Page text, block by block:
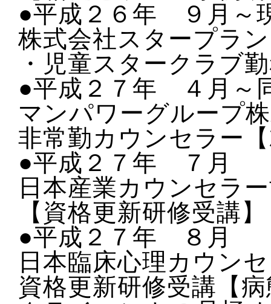
●平成２６年 ９月～
株式会社スタープラ
・児童スタークラブ
●平成２７年 ４月～
マンパワーグループ
非常勤カウンセラー
●平成２７年 ７月
日本産業カウンセラ
【資格更新研修受講】
●平成２７年 ８月
日本臨床心理カウン
資格更新研修受講【